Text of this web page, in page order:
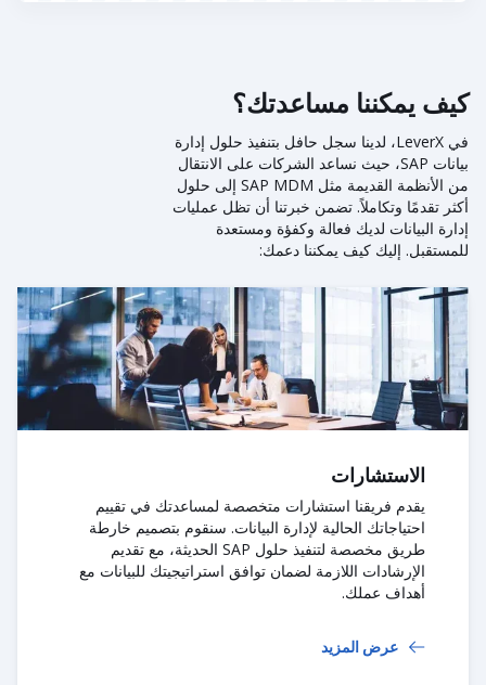
كيف يمكننا مساعدتك؟
في LeverX، لدينا سجل حافل بتنفيذ حلول إدارة
بيانات SAP، حيث نساعد الشركات على الانتقال
من الأنظمة القديمة مثل SAP MDM إلى حلول
أكثر تقدمًا وتكاملاً. تضمن خبرتنا أن تظل عمليات
إدارة البيانات لديك فعالة وكفؤة ومستعدة
للمستقبل. إليك كيف يمكننا دعمك:
الاستشارات
يقدم فريقنا استشارات متخصصة لمساعدتك في تقييم
احتياجاتك الحالية لإدارة البيانات. سنقوم بتصميم خارطة
طريق مخصصة لتنفيذ حلول SAP الحديثة، مع تقديم
الإرشادات اللازمة لضمان توافق استراتيجيتك للبيانات مع
أهداف عملك.
عرض المزيد